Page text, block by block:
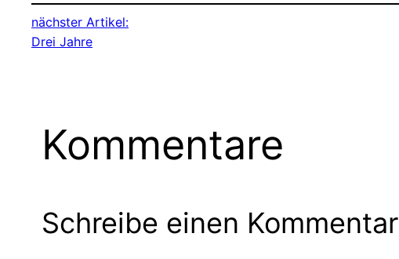
nächster Artikel:
Drei Jahre
Kommentare
Schreibe einen Kommentar